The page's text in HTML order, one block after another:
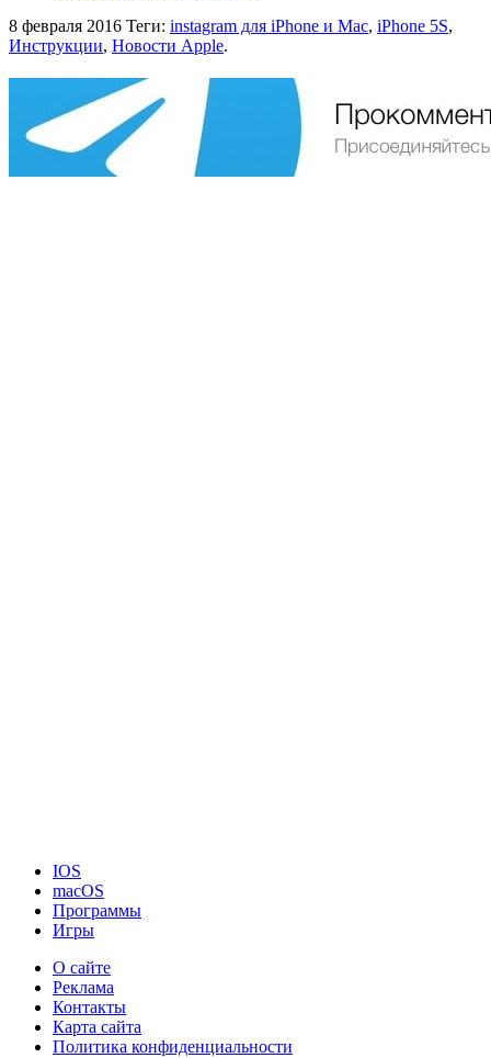
8 февраля 2016 Теги: instagram для iPhone и Mac, iPhone 5S,
Инструкции, Новости Apple.
IOS
macOS
Программы
Игры
О сайте
Реклама
Контакты
Карта сайта
Политика конфиденциальности